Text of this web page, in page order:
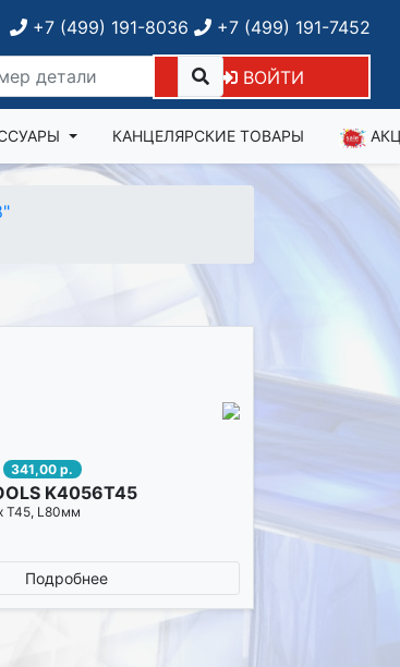
+7 (499) 191-8036 +7 (499) 191-7452
ВОЙТИ
КАНЦЕЛЯРСКИЕ ТОВАРЫ
341,00 р.
K4056T45
Т45, L80мм
Подробнее